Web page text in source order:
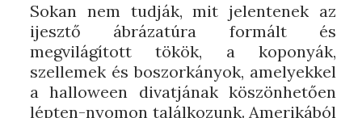
Sokan nem tudják, mit jelentenek az
ijesztő ábrázatúra formált és
megvilágított tökök, a koponyák,
szellemek és boszorkányok, amelyekkel
a halloween divatjának köszönhetően
lépten-nyomon találkozunk. Amerikából